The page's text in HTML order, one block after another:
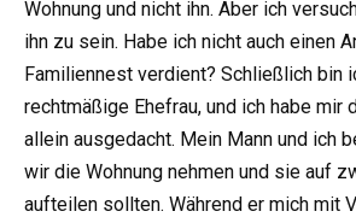
Wohnung und nicht ihn. Aber ich
ihn zu sein. Habe ich nicht auch einen
Familiennest verdient? Schließlich bin
rechtmäßige Ehefrau, und ich habe mir
allein ausgedacht. Mein Mann und ich
wir die Wohnung nehmen und sie auf
aufteilen sollten. Während er mich mit